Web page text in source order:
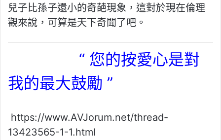
兒子比孫子還小的奇葩現象，這對於現在倫理
觀來說，可算是天下奇聞了吧。
“ 您的按愛心是對
我的最大鼓勵 ”
https://www.AVJorum.net/thread-
13423565-1-1.html